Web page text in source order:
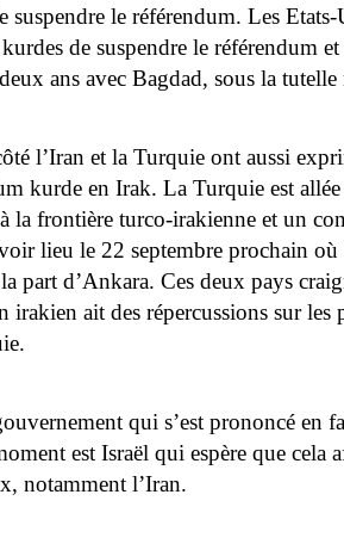
suspendre le référendum. Les
de suspendre le référendum
ans avec Bagdad, sous la
l’Iran et la Turquie ont aussi
kurde en Irak. La Turquie est
la frontière turco-irakienne et un
lieu le 22 septembre prochain
part d’Ankara. Ces deux pays
irakien ait des répercussions sur
qui s’est prononcé en
est Israël qui espère que cela
notamment l’Iran.